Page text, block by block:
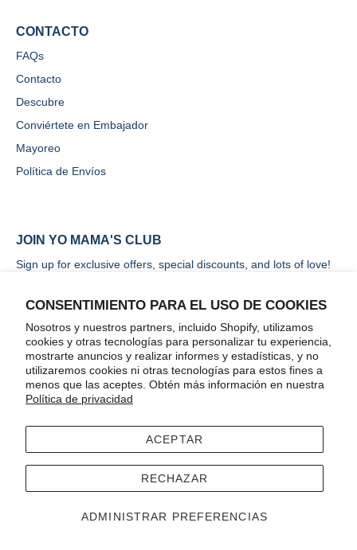
CONSENTIMIENTO PARA EL USO DE COOKIES
Nosotros y nuestros partners, incluido Shopify, utilizamos
cookies y otras tecnologías para personalizar tu experiencia,
mostrarte anuncios y realizar informes y estadísticas, y no
utilizaremos cookies ni otras tecnologías para estos fines a
menos que las aceptes. Obtén más información en nuestra
Política de privacidad
ADMINISTRAR PREFERENCIAS
ACEPTAR
RECHAZAR
CONTACTO
FAQs
Contacto
Descubre
Conviértete en Embajador
Mayoreo
Política de Envíos
JOIN YO MAMA'S CLUB
Sign up for exclusive offers, special discounts, and lots of love!
ENVIAR